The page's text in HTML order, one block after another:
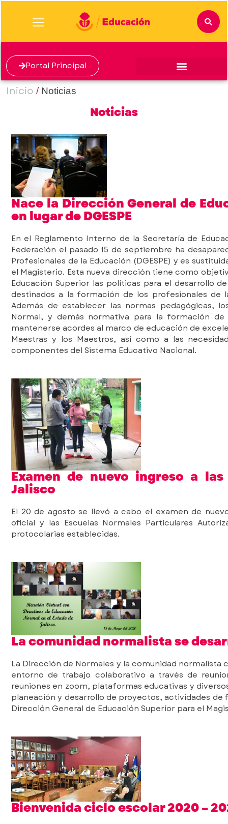
Portal Principal
Inicio / Noticias
Noticias
Nace la Dirección General de
en lugar de DGESPE
En el Reglamento Interno de la Secretaría de
Federación el pasado 15 de septiembre ha
Profesionales de la Educación (DGESPE) y es
el Magisterio. Esta nueva dirección tiene como
Educación Superior las políticas para el desarrollo
destinados a la formación de los profesionales de
Además de establecer las normas pedagógicas,
Normal, y demás normativa para la formación
mantenerse acordes al marco de educación de
Maestras y los Maestros, así como a las
componentes del Sistema Educativo Nacional.
Examen de nuevo ingreso a
Jalisco
El 20 de agosto se llevó a cabo el examen de
oficial y las Escuelas Normales Particulares
protocolarias establecidas.
La comunidad normalista se
La Dirección de Normales y la comunidad
entorno de trabajo colaborativo a través de
reuniones en zoom, plataformas educativas y
planeación y desarrollo de proyectos, actividades
Dirección General de Educación Superior para el
Bienvenida ciclo escolar 2020 –